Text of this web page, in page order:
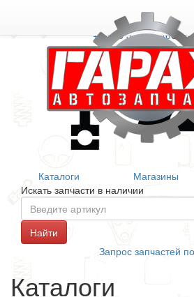
+7 906 377 46 46
Каталоги Магазины
Искать запчасти в наличии
Запрос запчастей
Каталоги